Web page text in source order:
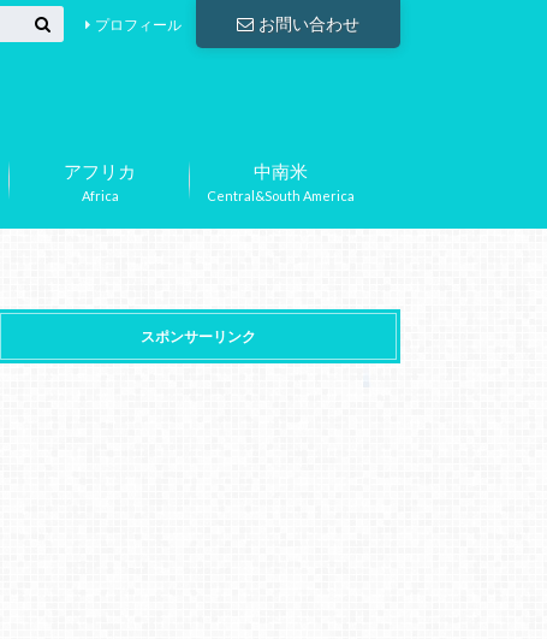
お問い合わせ
プロフィール
Africa
アフリカ
Central&South America
中南米
スポンサーリンク